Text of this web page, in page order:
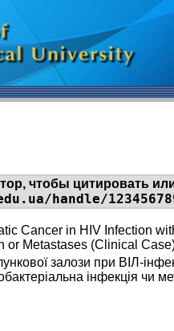
чтобы цитировать
handle/
Cancer in HIV Infection
or Metastases (Clinical
залози при ВІЛ-
інфекція чи